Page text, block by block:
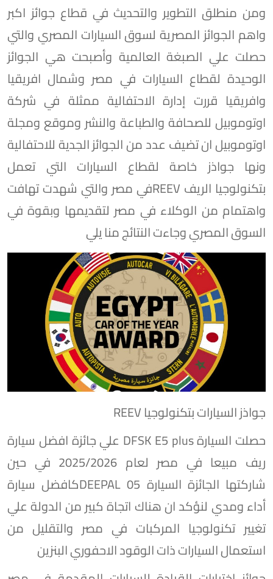
ومن منطلق التطوير والتحديث في قطاع جوائز اكبر
واهم الجوائز المصرية لسوق السيارات المصري والتي
حصلت علي الصبغة العالمية وأصبحت هي الجوائز
الوحيدة لقطاع السيارات في مصر وشمال افريقيا
وافريقيا قررت إدارة الاحتفالية ممثلة في شركة
اوتوموبيل للصحافة والطباعة والنشر وموقع ومجلة
اوتوموبيل ان تضيف عدد من الجوائز الجدية للاحتفالية
ونها جواذز خاصة لقطاع السيارات التي تعمل
بتكنولوجيا الريف REEVفي مصر والتي شهدت تهافت
واهتمام من الوكلاء في مصر لتقديمها وبقوة في
السوق المصري وجاءت النتائج منا يلي
جواذز السيارات بتكنولوجيا REEV
حصلت السيارة DFSK E5 plus علي جائزة افضل سيارة
ريف مبيعا في مصر لعام 2025/2026 في حين
شاركتها الجائزة السيارة DEEPAL 05كافضل سيارة
أداء ومدي لنؤكد ان هناك اتجاة كبير من الدولة علي
تغيير تكنولوجيا المركبات في مصر والتقليل من
استعمال السيارات ذات الوقود الاحفوري البنزين